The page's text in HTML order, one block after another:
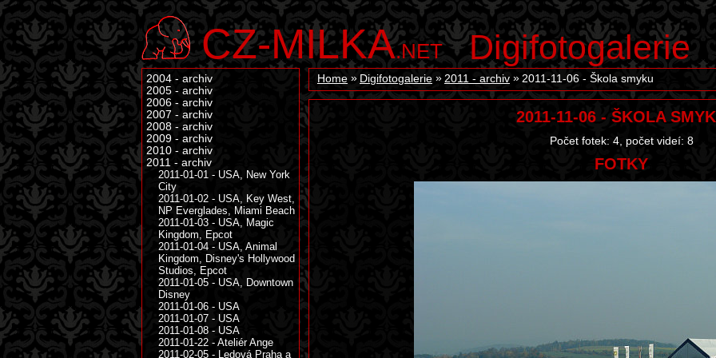
CZ-MILKA.NET Digifotogalerie
Home Digifotogalerie 2011 - archiv 2011-11-06 - Škola smyku
2011-11-06 - ŠKOLA
Počet fotek: 4, počet videí: 8
FOTKY
2004 - archiv
2005 - archiv
2006 - archiv
2007 - archiv
2008 - archiv
2009 - archiv
2010 - archiv
2011 - archiv
2011-01-01 - USA, New York
City
2011-01-02 - USA, Key West,
NP Everglades, Miami Beach
2011-01-03 - USA, Magic
Kingdom, Epcot
2011-01-04 - USA, Animal
Kingdom, Disney's Hollywood
Studios, Epcot
2011-01-05 - USA, Downtown
Disney
2011-01-06 - USA
2011-01-07 - USA
2011-01-08 - USA
2011-01-22 - Ateliér Ange
2011-02-05 - Ledová Praha a